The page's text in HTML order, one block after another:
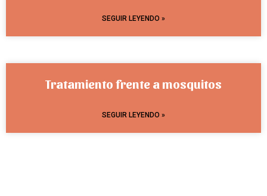
SEGUIR LEYENDO »
Tratamiento frente a mosquitos
SEGUIR LEYENDO »